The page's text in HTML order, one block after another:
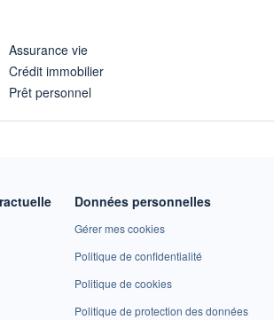
Assurance vie
Crédit immobilier
Prêt personnel
Données personnelles
Gérer mes cookies
Politique de confidentialité
Politique de cookies
Politique de protection des données